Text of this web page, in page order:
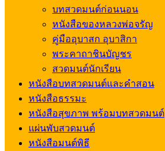
บทสวดมนต์ก่อนนอน
หนังสือของหลวงพ่อจรัญ
คู่มืออุบาสก อุบาสิกา
พระคาถาชินบัญชร
สวดมนต์นักเรียน
หนังสือบทสวดมนต์และคำสอน
หนังสือธรรมะ
หนังสือสุขภาพ พร้อมบทสวดมนต์
แผ่นพับสวดมนต์
หนังสือมนต์พิธี